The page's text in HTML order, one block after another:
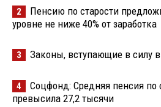
2
Пенсию по старости
уровне не ниже 40% от заработка
3 Законы, вступающие в силу в
4
Соцфонд: Средняя пенсия по
превысила 27,2 тысячи